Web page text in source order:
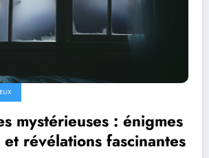
mystérieuses : énigmes
révélations fascinantes